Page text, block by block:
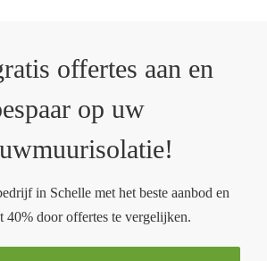
offertes aan en
op uw
in Schelle met het beste aanbod en
40% door offertes te vergelijken.